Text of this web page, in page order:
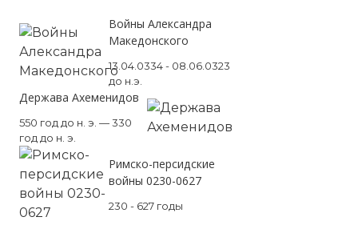
Войны Александра
Македонского
13.04.0334 - 08.06.0323
до н.э.
Держава Ахеменидов
550 год до н. э. — 330
год до н. э.
Римско-персидские
войны 0230-0627
230 - 627 годы